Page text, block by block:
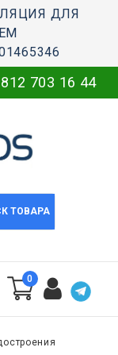
ДЛЯ
703 16 44
ТОВАРА
0